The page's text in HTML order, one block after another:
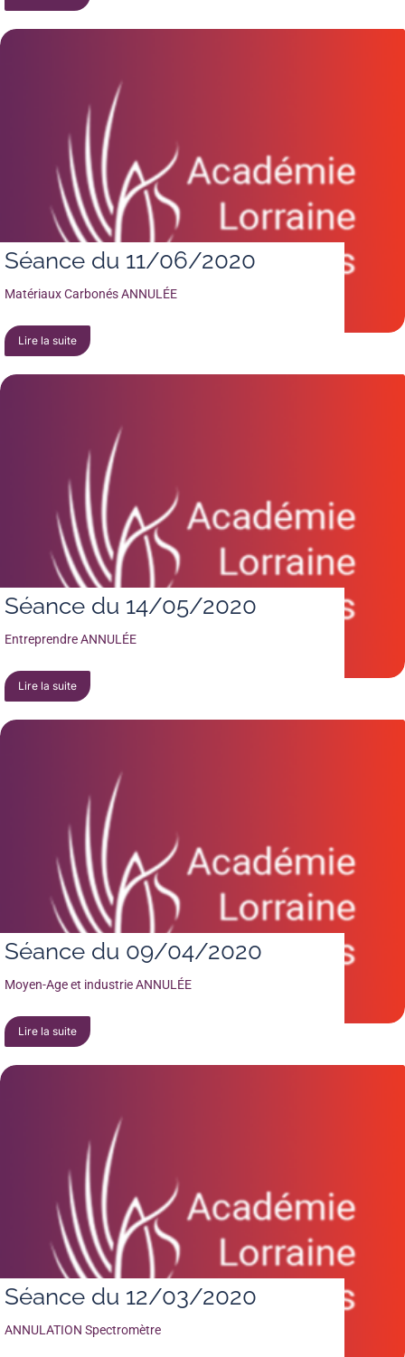
Séance du 11/06/2020
Matériaux Carbonés ANNULÉE
Lire la suite
Séance du 14/05/2020
Entreprendre ANNULÉE
Lire la suite
Séance du 09/04/2020
Moyen-Age et industrie ANNULÉE
Lire la suite
Séance du 12/03/2020
ANNULATION Spectromètre